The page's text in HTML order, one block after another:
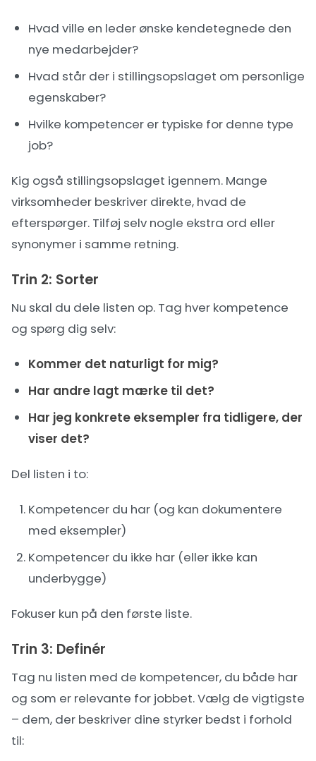
Hvad ville en leder ønske kendetegnede den
nye medarbejder?
Hvad står der i stillingsopslaget om personlige
egenskaber?
Hvilke kompetencer er typiske for denne type
job?
Kig også stillingsopslaget igennem. Mange
virksomheder beskriver direkte, hvad de
efterspørger. Tilføj selv nogle ekstra ord eller
synonymer i samme retning.
Trin 2: Sorter
Nu skal du dele listen op. Tag hver kompetence
og spørg dig selv:
Kommer det naturligt for mig?
Har andre lagt mærke til det?
Har jeg konkrete eksempler fra tidligere, der
viser det?
Del listen i to:
Kompetencer du har (og kan dokumentere
med eksempler)
Kompetencer du ikke har (eller ikke kan
underbygge)
Fokuser kun på den første liste.
Trin 3: Definér
Tag nu listen med de kompetencer, du både har
og som er relevante for jobbet. Vælg de vigtigste
– dem, der beskriver dine styrker bedst i forhold
til: